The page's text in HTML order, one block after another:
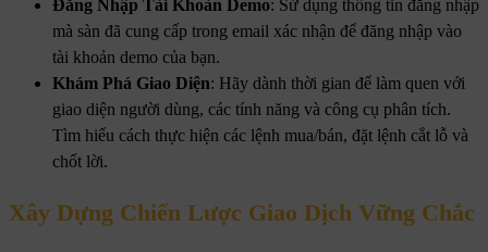
Đăng Nhập Tài Khoản Demo: Sử dụng thông tin đăng nhập
mà sàn đã cung cấp trong email xác nhận để đăng nhập vào
tài khoản demo của bạn.
Khám Phá Giao Diện: Hãy dành thời gian để làm quen với
giao diện người dùng, các tính năng và công cụ phân tích.
Tìm hiểu cách thực hiện các lệnh mua/bán, đặt lệnh cắt lỗ và
chốt lời.
Xây Dựng Chiến Lược Giao Dịch Vững Chắc